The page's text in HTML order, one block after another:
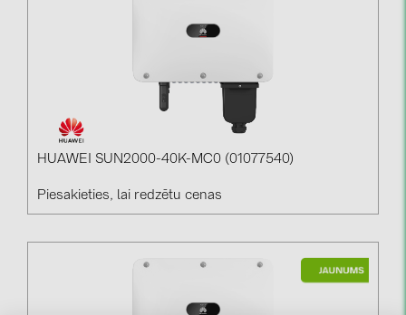
HUAWEI SUN2000-40K-MC0 (01077540)
Piesakieties, lai redzētu cenas